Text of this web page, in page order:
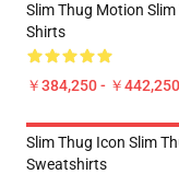
Slim Thug Motion Slim
Shirts
￥384,250 - ￥442,250
Slim Thug Icon Slim
Sweatshirts